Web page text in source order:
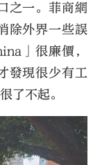
之一。菲商網
除外界一些誤
」很廉價，
發現很少有工
了不起。